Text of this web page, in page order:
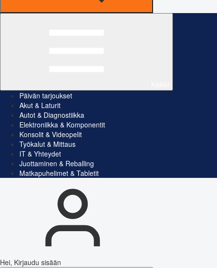
Päivän tarjoukset
Akut & Laturit
Autot & Diagnostiikka
Elektroniikka & Komponentit
Konsolit & Videopelit
Työkalut & Mittaus
IT & Yhteydet
Juottaminen & Reballing
Matkapuhelimet & Tabletit
Hei, Kirjaudu sisään